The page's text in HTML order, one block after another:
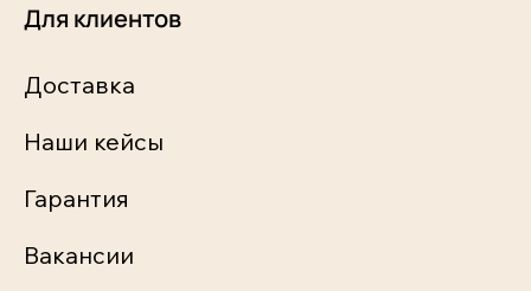
Для клиентов
Доставка
Наши кейсы
Гарантия
Вакансии